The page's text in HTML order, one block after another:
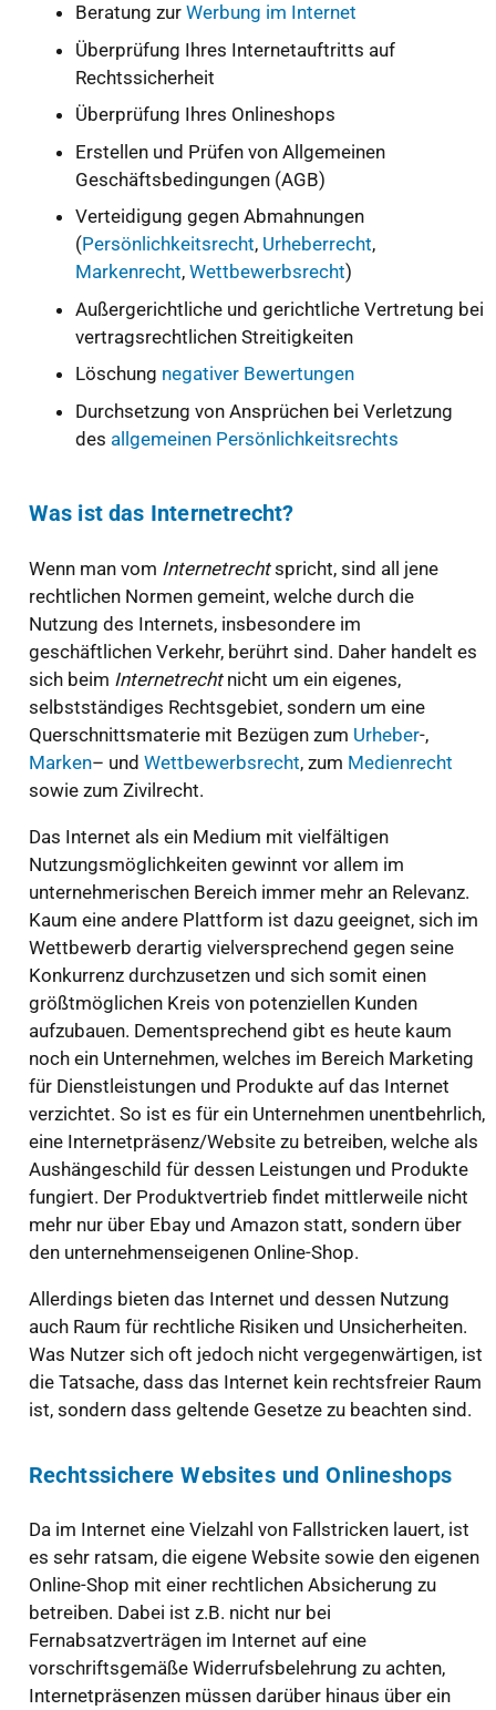
Beratung zur Werbung im Internet
Überprüfung Ihres Internetauftritts auf
Rechtssicherheit
Überprüfung Ihres Onlineshops
Erstellen und Prüfen von Allgemeinen
Geschäftsbedingungen (AGB)
Verteidigung gegen Abmahnungen
(Persönlichkeitsrecht, Urheberrecht,
Markenrecht, Wettbewerbsrecht)
Außergerichtliche und gerichtliche Vertretung bei
vertragsrechtlichen Streitigkeiten
Löschung negativer Bewertungen
Durchsetzung von Ansprüchen bei Verletzung
des allgemeinen Persönlichkeitsrechts
Was ist das Internetrecht?
Wenn man vom Internetrechtspricht, sind all jene
rechtlichen Normen gemeint, welche durch die
Nutzung des Internets, insbesondere im
geschäftlichen Verkehr, berührt sind. Daher handelt es
sich beim Internetrechtnicht um ein eigenes,
selbstständiges Rechtsgebiet, sondern um eine
Querschnittsmaterie mit Bezügen zum Urheber-,
Marken– und Wettbewerbsrecht, zum Medienrecht
sowie zum Zivilrecht.
Das Internet als ein Medium mit vielfältigen
Nutzungsmöglichkeiten gewinnt vor allem im
unternehmerischen Bereich immer mehr an Relevanz.
Kaum eine andere Plattform ist dazu geeignet, sich im
Wettbewerb derartig vielversprechend gegen seine
Konkurrenz durchzusetzen und sich somit einen
größtmöglichen Kreis von potenziellen Kunden
aufzubauen. Dementsprechend gibt es heute kaum
noch ein Unternehmen, welches im Bereich Marketing
für Dienstleistungen und Produkte auf das Internet
verzichtet. So ist es für ein Unternehmen unentbehrlich,
eine Internetpräsenz/Website zu betreiben, welche als
Aushängeschild für dessen Leistungen und Produkte
fungiert. Der Produktvertrieb findet mittlerweile nicht
mehr nur über Ebay und Amazon statt, sondern über
den unternehmenseigenen Online-Shop.
Allerdings bieten das Internet und dessen Nutzung
auch Raum für rechtliche Risiken und Unsicherheiten.
Was Nutzer sich oft jedoch nicht vergegenwärtigen, ist
die Tatsache, dass das Internet kein rechtsfreier Raum
ist, sondern dass geltende Gesetze zu beachten sind.
Rechtssichere Websites und Onlineshops
Da im Internet eine Vielzahl von Fallstricken lauert, ist
es sehr ratsam, die eigene Website sowie den eigenen
Online-Shop mit einer rechtlichen Absicherung zu
betreiben. Dabei ist z.B. nicht nur bei
Fernabsatzverträgen im Internet auf eine
vorschriftsgemäße Widerrufsbelehrung zu achten,
Internetpräsenzen müssen darüber hinaus über ein